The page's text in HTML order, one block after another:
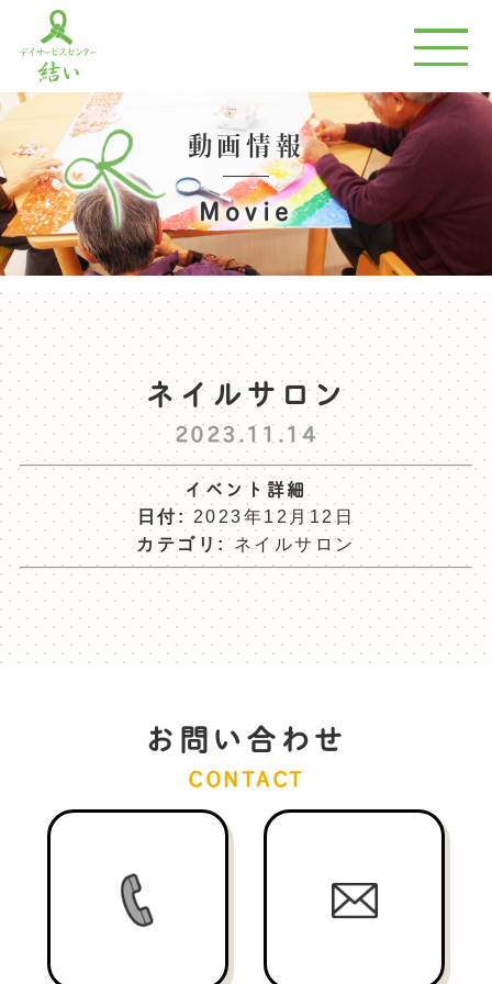
動画情報
Movie
ネイルサロン
2023.11.14
イベント詳細
日付: 2023年12月12日
カテゴリ:
ネイルサロン
お問い合わせ
CONTACT